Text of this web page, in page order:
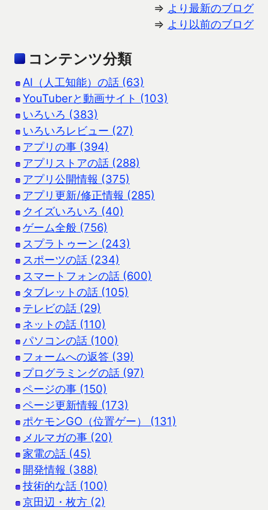
⇒ より最新のブログ
⇒ より以前のブログ
コンテンツ分類
AI（人工知能）の話 (63)
YouTuberと動画サイト (103)
いろいろ (383)
いろいろレビュー (27)
アプリの事 (394)
アプリストアの話 (288)
アプリ公開情報 (375)
アプリ更新/修正情報 (285)
クイズいろいろ (40)
ゲーム全般 (756)
スプラトゥーン (243)
スポーツの話 (234)
スマートフォンの話 (600)
タブレットの話 (105)
テレビの話 (29)
ネットの話 (110)
パソコンの話 (100)
フォームへの返答 (39)
プログラミングの話 (97)
ページの事 (150)
ページ更新情報 (173)
ポケモンGO（位置ゲー） (131)
メルマガの事 (20)
家電の話 (45)
開発情報 (388)
技術的な話 (100)
京田辺・枚方 (2)